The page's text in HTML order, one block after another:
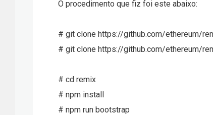
O procedimento que fiz foi este abaixo:
# git clone https://github.com/ethereum/
# git clone https://github.com/ethereum/
# cd remix
# npm install
# npm run bootstrap